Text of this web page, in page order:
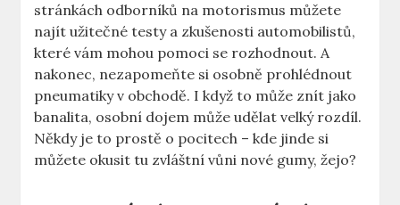
stránkách odborníků na motorismus můžete
najít užitečné testy a zkušenosti automobilistů,
které vám mohou pomoci se rozhodnout. A
nakonec, nezapomeňte si osobně prohlédnout
pneumatiky v obchodě. I když to může znít jako
banalita, osobní dojem může udělat velký rozdíl.
Někdy je to prostě o pocitech – kde jinde si
můžete okusit tu zvláštní vůni nové gumy, žejo?